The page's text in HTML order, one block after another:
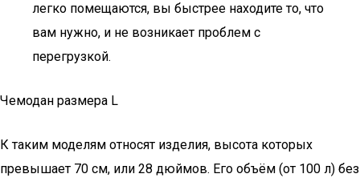
легко помещаются, вы быстрее находите то, что
вам нужно, и не возникает проблем с
перегрузкой.
Чемодан размера L
К таким моделям относят изделия, высота которых
превышает 70 см, или 28 дюймов. Его объём (от 100 л) без